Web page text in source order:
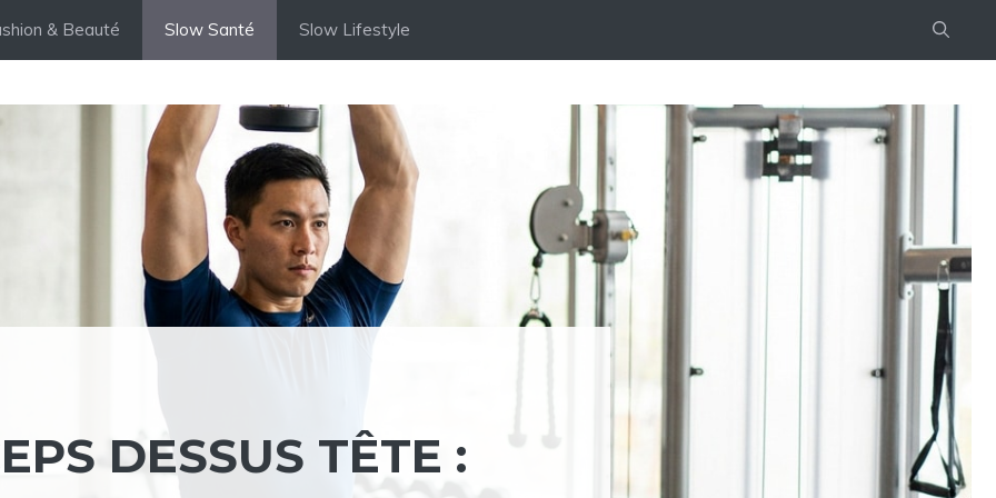
& Beauté Slow Santé Slow Lifestyle
DESSUS TÊTE :